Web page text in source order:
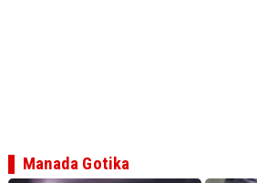
Manada Gotika